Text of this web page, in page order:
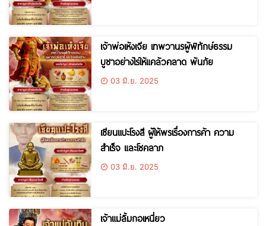
เจ้าพ่อเห้งเจีย เทพวานรผู้พิทักษ์ธรรม
บูชาอย่างไรให้แคล้วคลาด พ้นภัย
03 มิ.ย. 2025
เซียนแปะโรงสี ผู้ให้พรเรื่องการค้า ความ
สำเร็จ และโชคลาภ
03 มิ.ย. 2025
เจ้าแม่ลิ้มกอเหนี่ยว